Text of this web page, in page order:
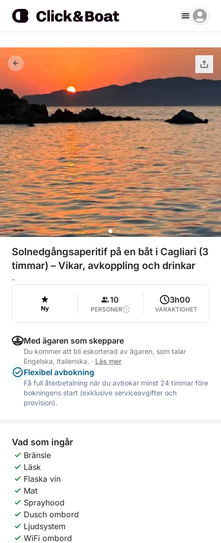
Solnedgångsaperitif på en båt i Cagliari (3
timmar) – Vikar, avkoppling och drinkar
-
Ny
10
PERSONER
3h00
VARAKTIGHET
Med ägaren som skeppare
Du kommer att bli eskorterad av ägaren, som talar
Engelska, Italienska. · Läs mer
Flexibel avbokning
Få full återbetalning när du avbokar minst 24 timmar före
bokningens start (exklusive serviceavgifter och
provision).
Vad som ingår
Bränsle
Läsk
Flaska vin
Mat
Sprayhood
Dusch ombord
Ljudsystem
WiFi ombord